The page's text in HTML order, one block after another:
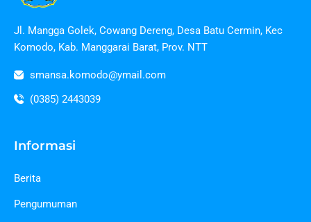
Jl. Mangga Golek, Cowang Dereng, Desa Batu Cermin, Kec
Komodo, Kab. Manggarai Barat, Prov. NTT
smansa.komodo@ymail.com
(0385) 2443039
Informasi
Berita
Pengumuman